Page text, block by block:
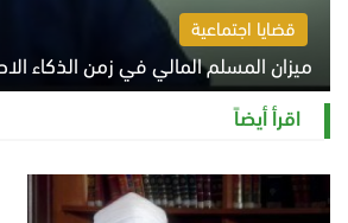
قضايا اجتماعية
ميزان المسلم المالي في زمن الذكاء
السبت 8 أغسطس 2026 11:21 ص
اقرأ أيضاً